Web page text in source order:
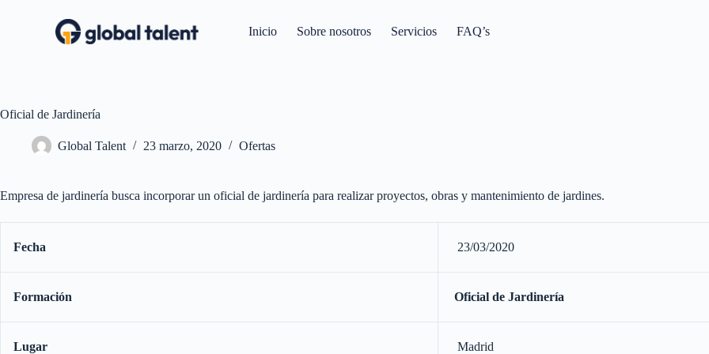
l
n
o
Inicio Sobre nosotros Servicios FAQ’s
Oficial de Jardinería
Global Talent 23 marzo, 2020 Ofertas
Empresa de jardinería busca incorporar un oficial de jardinería para realizar proyectos, obras y mantenimiento de jardines.
Fecha 23/03/2020
Formación Oficial de Jardinería
Lugar Madrid